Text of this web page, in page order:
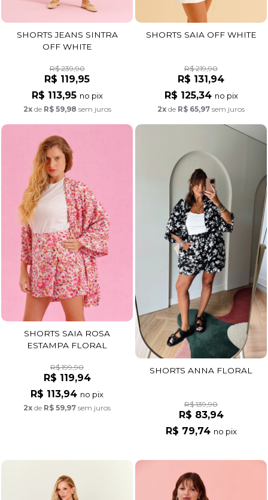
SHORTS JEANS SINTRA
OFF WHITE
R$ 239,90
R$ 119,95
R$ 113,95 no pix
2xde R$ 59,98 sem juros
SHORTS SAIA OFF WHITE
R$ 219,90
R$ 131,94
R$ 125,34 no pix
2x de R$ 65,97 sem juros
SHORTS SAIA ROSA
ESTAMPA FLORAL
R$ 199,90
R$ 119,94
R$ 113,94 no pix
2x de R$ 59,97 sem juros
SHORTS ANNA FLORAL
R$ 139,90
R$ 83,94
R$ 79,74 no pix